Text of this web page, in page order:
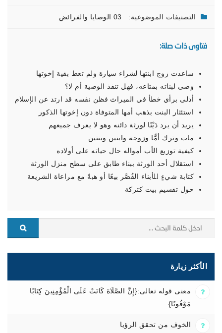
التصنيفات الموضوعية: 03 الوصايا والفرائض
فتاوى ذات صلة:
ساعدت زوج ابنتها لشراء سيارة ولم تعط بقية إخوتها
وصى لبناته بمتاعه، فهل تنفذ الوصية أم لا؟
أدلى برأي خطأ في الميراث فظن نفسه قد ارتد عن الإسلام
استئثار البنت بذهب أمها المتوفاة دون إخوتها الذكور
يريد أن يرد دَيْنًا لورثة دائنه وهو لا يعرف جميعهم
مات وترك أمًّا وزوجة وابنين وبنتين
كيفية توزيع الأب أمواله حال حياته على أولاده
استقلال أحد الورثة ببناء طابق على سطح منزل الورثة
كتابة شيءٍ للأبناء القُصَّر بيعًا أو هبةً مع مراعاة الشريعة
حول تقسيم بيت كتركة
الأكثر زيارة
معنى قوله تعالى:{إِنَّ الصَّلَاةَ كَانَتْ عَلَى الْمُؤْمِنِينَ كِتَابًا
مَوْقُوتًا}
الخوف من تحقق الرؤيا